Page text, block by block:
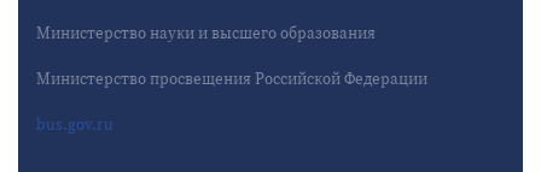
Министерство науки и высшего образования
Министерство просвещения Российской Федерации
bus.gov.ru